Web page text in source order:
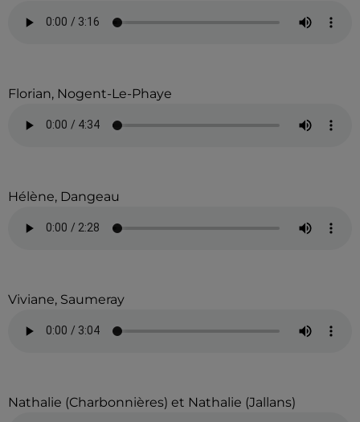
Florian, Nogent-Le-Phaye
Hélène, Dangeau
Viviane, Saumeray
Nathalie (Charbonnières) et Nathalie (Jallans)